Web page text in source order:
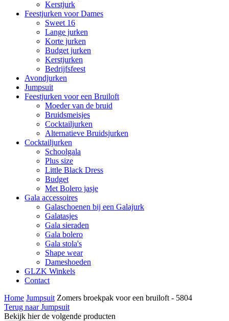
Kerstjurk
Feestjurken voor Dames
Sweet 16
Lange jurken
Korte jurken
Budget jurken
Kerstjurken
Bedrijfsfeest
Avondjurken
Jumpsuit
Feestjurken voor een Bruiloft
Moeder van de bruid
Bruidsmeisjes
Cocktailjurken
Alternatieve Bruidsjurken
Cocktailjurken
Schoolgala
Plus size
Little Black Dress
Budget
Met Bolero jasje
Gala accessoires
Galaschoenen bij een Galajurk
Galatasjes
Gala sieraden
Gala bolero
Gala stola's
Shape wear
Dameshoeden
GLZK Winkels
Contact
Home Jumpsuit Zomers broekpak voor een bruiloft - 5804
Terug naar Jumpsuit
Bekijk hier de volgende producten